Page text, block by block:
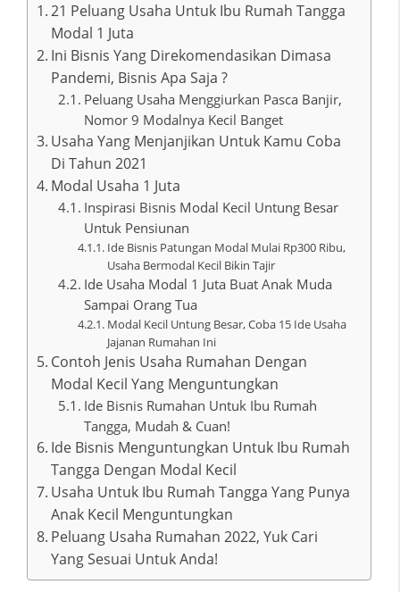
21 Peluang Usaha Untuk Ibu Rumah Tangga
Modal 1 Juta
Ini Bisnis Yang Direkomendasikan Dimasa
Pandemi, Bisnis Apa Saja ?
Peluang Usaha Menggiurkan Pasca Banjir,
Nomor 9 Modalnya Kecil Banget
Usaha Yang Menjanjikan Untuk Kamu Coba
Di Tahun 2021
Modal Usaha 1 Juta
Inspirasi Bisnis Modal Kecil Untung Besar
Untuk Pensiunan
Ide Bisnis Patungan Modal Mulai Rp300 Ribu,
Usaha Bermodal Kecil Bikin Tajir
Ide Usaha Modal 1 Juta Buat Anak Muda
Sampai Orang Tua
Modal Kecil Untung Besar, Coba 15 Ide Usaha
Jajanan Rumahan Ini
Contoh Jenis Usaha Rumahan Dengan
Modal Kecil Yang Menguntungkan
Ide Bisnis Rumahan Untuk Ibu Rumah
Tangga, Mudah & Cuan!
Ide Bisnis Menguntungkan Untuk Ibu Rumah
Tangga Dengan Modal Kecil
Usaha Untuk Ibu Rumah Tangga Yang Punya
Anak Kecil Menguntungkan
Peluang Usaha Rumahan 2022, Yuk Cari
Yang Sesuai Untuk Anda!